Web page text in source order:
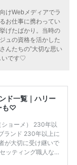
けWebメディアでラ
お仕事に携わってい
げたばかり。当時の
ュの資格を活かした
んたちの”大切な思い
いです♡
ド一覧｜ハリー
も♡
ョーメ） 230年以
ランド 230年以上に
が大切に受け継いで
ッティング職人な